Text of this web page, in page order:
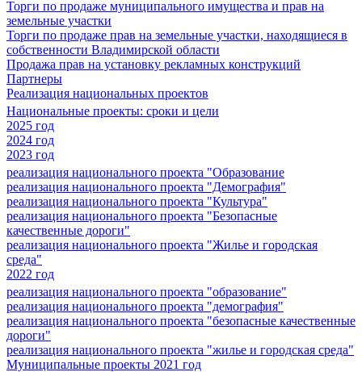
Торги по продаже муниципального имущества и прав на
земельные участки
Торги по продаже прав на земельные участки, находящиеся в
собственности Владимирской области
Продажа прав на установку рекламных конструкций
Партнеры
Реализация национальных проектов
Национальные проекты: сроки и цели
2025 год
2024 год
2023 год
реализация национального проекта "Образование
реализация национального проекта "Демография"
реализация национального проекта "Культура"
реализация национального проекта "Безопасные
качественные дороги"
реализация национального проекта "Жилье и городская
среда"
2022 год
реализация национального проекта "образование"
реализация национального проекта "демография"
реализация национального проекта "безопасные качественные
дороги"
реализация национального проекта "жилье и городская среда"
Муниципальные проекты 2021 год